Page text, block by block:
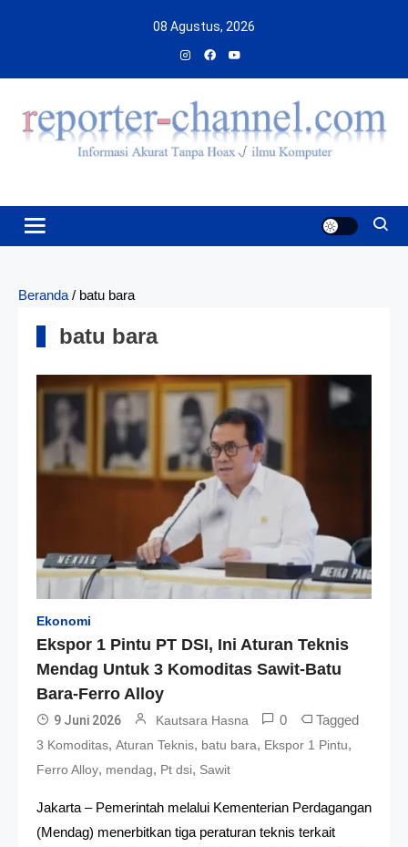
08 Agustus, 2026
Beranda / batu bara
batu bara
Ekonomi
Ekspor 1 Pintu PT DSI, Ini Aturan Teknis
Mendag Untuk 3 Komoditas Sawit-Batu
Bara-Ferro Alloy
9 Juni 2026 Kautsara Hasna 0 Tagged
3 Komoditas, Aturan Teknis, batu bara, Ekspor 1 Pintu,
Ferro Alloy, mendag, Pt dsi, Sawit
Jakarta – Pemerintah melalui Kementerian Perdagangan
(Mendag) menerbitkan tiga peraturan teknis terkait